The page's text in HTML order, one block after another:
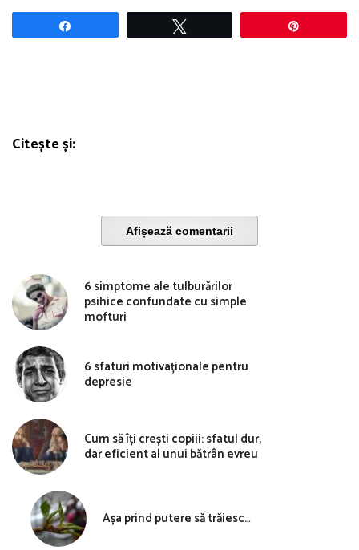
Citește și:
Afișează comentarii
6 simptome ale tulburărilor
psihice confundate cu simple
mofturi
6 sfaturi motivaționale pentru
depresie
Cum să îți crești copiii: sfatul dur,
dar eficient al unui bătrân evreu
Așa prind putere să trăiesc…